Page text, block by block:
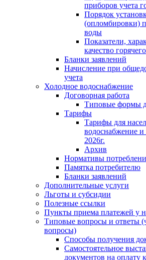
приборов учета
Порядок
(опломбировки)
воды
Показатели,
качество
Бланки заявлений
Начисление при
учета
Холодное водоснабжение
Договорная работа
Типовые формы
Тарифы
Тарифы для
водоснабжение и
2026г.
Архив
Нормативы
Памятка потребителю
Бланки заявлений
Дополнительные услуги
Льготы и субсидии
Полезные ссылки
Пункты приема платежей у
Типовые вопросы и ответы
вопросы)
Способы получения
Самостоятельное
документов на оплату